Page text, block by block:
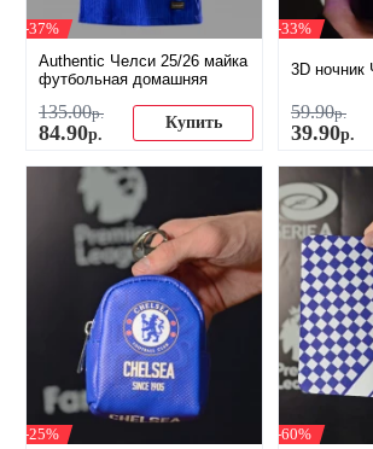
-37%
Authentic Челси 25/26 майка
футбольная домашняя
135.00р.
84.90р.
Купить
-33%
3D ночник
59.90р.
39.90р.
-25% -60%